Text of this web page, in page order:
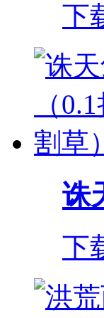
下
诛
下